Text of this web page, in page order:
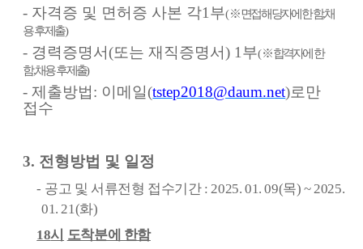
- 자격증 및 면허증 사본 각1 부(※면접 해당자에 한 함,채
용 후 제출)
- 경력증명서(또는 재직증명서) 1 부(※합격자에 한
함,채용 후 제출)
-제출방법: 이메일(tstep2018@daum.net)로만
접수
3. 전형방법 및 일정
- 공고 및 서류전형 접수기간 : 2025. 01. 09(목) ~ 2025.
01. 21(화)
18시 도착분에 한함